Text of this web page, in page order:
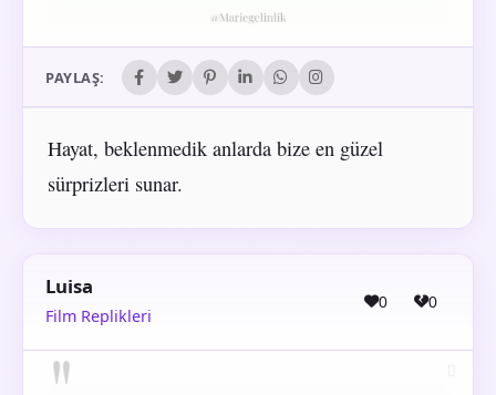
PAYLAŞ:
Hayat, beklenmedik anlarda bize en güzel
sürprizleri sunar.
Luisa
Film Replikleri
0 0